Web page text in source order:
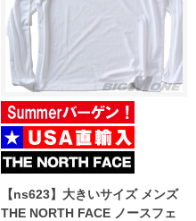
【ns623】大きいサイズ メンズ
THE NORTH FACE ノースフェ